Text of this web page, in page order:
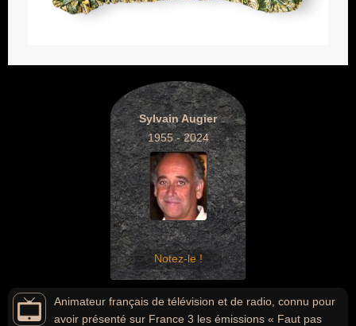
Sylvain Augier
1955 - 2024
Notez-le !
Animateur français de télévision et de radio, connu pour
avoir présenté sur France 3 les émissions « Faut pas